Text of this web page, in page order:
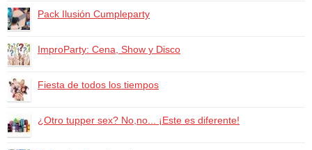
Pack Ilusión Cumpleparty
ImproParty: Cena, Show y Disco
Fiesta de todos los tiempos
¿Otro tupper sex? No,no... ¡Este es diferente!